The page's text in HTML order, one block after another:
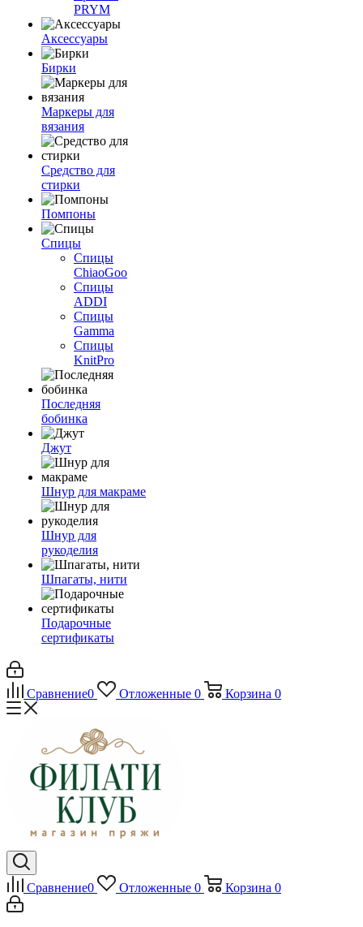
PRYM
Аксессуары
Бирки
Маркеры для
вязания
Средство для
стирки
Помпоны
Спицы
Спицы
ChiaoGoo
Спицы
ADDI
Спицы
Gamma
Спицы
KnitPro
Последняя
бобинка
Джут
Шнур для макраме
Шнур для
рукоделия
Шпагаты, нити
Подарочные
сертификаты
Сравнение0 Отложенные 0 Корзина 0
Сравнение0 Отложенные 0 Корзина 0